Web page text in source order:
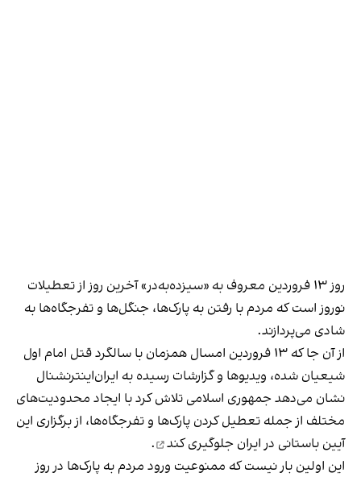
روز ۱۳ فروردین معروف به «سیزده‌به‌در» آخرین روز از تعطیلات
نوروز است که مردم با رفتن به پارک‌ها، جنگل‌ها و تفرجگاه‌ها به
شادی می‌پردازند.
از آن جا که ۱۳ فروردین امسال همزمان با سالگرد قتل امام اول
شیعیان شده، ویدیوها و گزارشات رسیده به ایران‌اینترنشنال
نشان می‌دهد جمهوری اسلامی تلاش کرد با ایجاد محدودیت‌های
مختلف از جمله تعطیل کردن پارک‌ها و تفرجگاه‌ها، از برگزاری این
آیین باستانی در ایران جلوگیری کند
.
این اولین بار نیست که ممنوعیت ورود مردم به پارک‌ها در روز